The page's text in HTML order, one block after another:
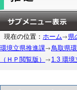
現在の位置： ホーム 県
環境立県推進課
鳥取県
（ＨＰ閲覧版）
1.3 環境